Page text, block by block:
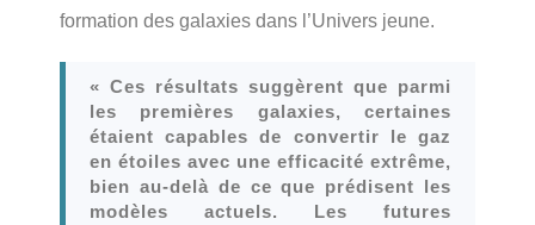
formation des galaxies dans l’Univers jeune.
« Ces résultats suggèrent que parmi
les premières galaxies, certaines
étaient capables de convertir le gaz
en étoiles avec une efficacité extrême,
bien au-delà de ce que prédisent les
modèles actuels. Les futures